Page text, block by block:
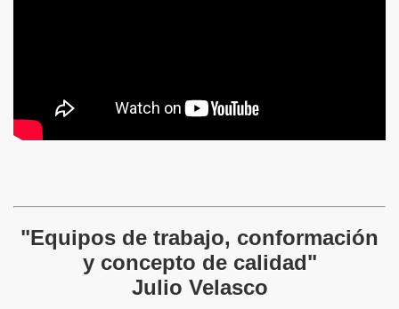
"Equipos de trabajo, conformación
y concepto de calidad"
Julio Velasco